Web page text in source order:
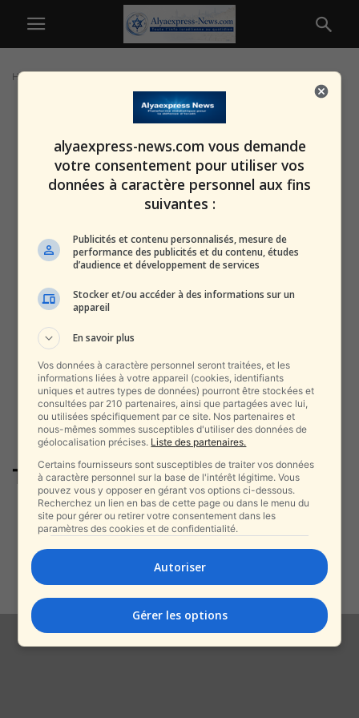
Home
Tsahal 2026
Affaire de l’espion du
Commandement Sud : Assaf
Shmuelevitz plaide
l’irresponsabilité...
19 février 2026
alyaexpress-news.com vous demande
votre consentement pour utiliser vos
données à caractère personnel aux fins
suivantes :
Publicités et contenu personnalisés, mesure de
performance des publicités et du contenu, études
d’audience et développement de services
Stocker et/ou accéder à des informations sur un
appareil
En savoir plus
Vos données à caractère personnel seront traitées, et les
informations liées à votre appareil (cookies, identifiants
uniques et autres types de données) pourront être stockées et
consultées par 210 partenaires, ainsi que partagées avec lui,
ou utilisées spécifiquement par ce site. Nos partenaires et
nous-mêmes sommes susceptibles d'utiliser des données de
géolocalisation précises. Liste des partenaires.
Certains fournisseurs sont susceptibles de traiter vos données
à caractère personnel sur la base de l'intérêt légitime. Vous
pouvez vous y opposer en gérant vos options ci-dessous.
Recherchez un lien en bas de cette page ou dans le menu du
site pour gérer ou retirer votre consentement dans les
paramètres des cookies et de confidentialité.
Autoriser
Gérer les options